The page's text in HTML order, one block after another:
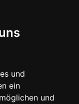
und
ein
und